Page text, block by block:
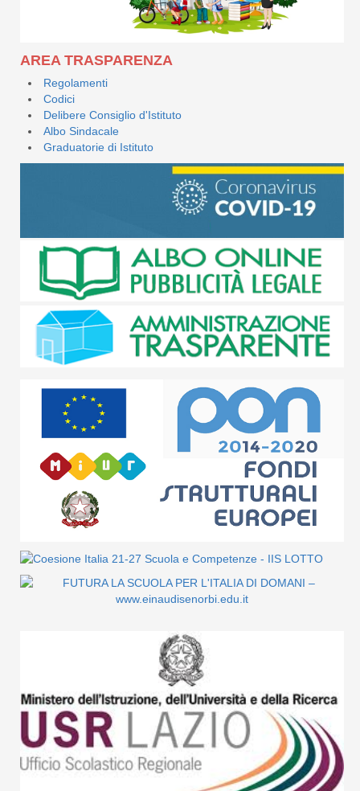
AREA TRASPARENZA
Regolamenti
Codici
Delibere Consiglio d'Istituto
Albo Sindacale
Graduatorie di Istituto